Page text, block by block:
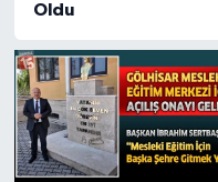
Oldu